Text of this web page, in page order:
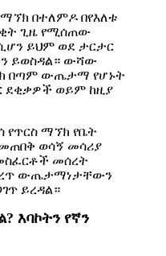
ማኘክ በተለምዶ በየእለቱ
ጊዜ የሚሰጠው
ይህም ወደ ታርታር
ይወስዳል። ውሻው
በጣም ውጤታማ የሆኑት
ደቂቃዎች ወይም ከዚያ
የጥርስ ማኘክ የቤት
ወሳኝ መሳሪያ
መሰረት
ውጤታማነታቸውን
ይረዳል።
እባኮትን የኛን